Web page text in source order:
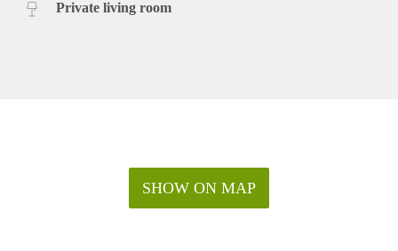
Private living room
SHOW ON MAP